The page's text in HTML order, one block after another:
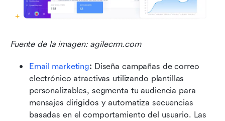
Fuente de la imagen: agilecrm.com
Email marketing: Diseña campañas de correo
electrónico atractivas utilizando plantillas
personalizables, segmenta tu audiencia para
mensajes dirigidos y automatiza secuencias
basadas en el comportamiento del usuario. Las